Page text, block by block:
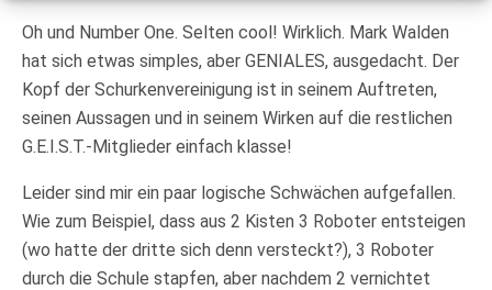
Oh und Number One. Selten cool! Wirklich. Mark Walden
hat sich etwas simples, aber GENIALES, ausgedacht. Der
Kopf der Schurkenvereinigung ist in seinem Auftreten,
seinen Aussagen und in seinem Wirken auf die restlichen
G.E.I.S.T.-Mitglieder einfach klasse!
Leider sind mir ein paar logische Schwächen aufgefallen.
Wie zum Beispiel, dass aus 2 Kisten 3 Roboter entsteigen
(wo hatte der dritte sich denn versteckt?), 3 Roboter
durch die Schule stapfen, aber nachdem 2 vernichtet